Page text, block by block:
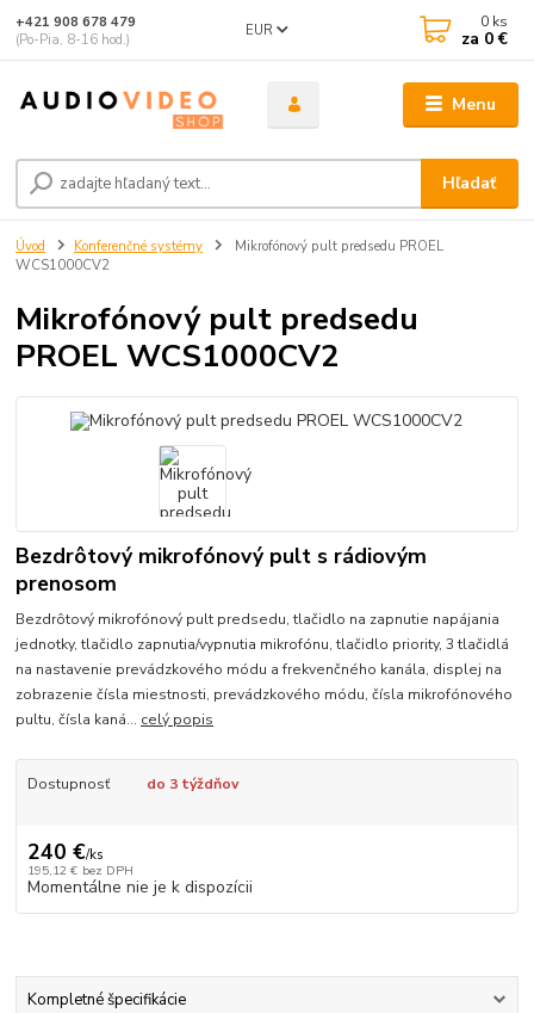
Menu
EUR
Hľadať
+421 908 678 479
(Po-Pia, 8-16 hod.)
0 ks
za 0 €
Úvod Konferenčné systémy
Mikrofónový pult predsedu PROEL
WCS1000CV2
Mikrofónový pult predsedu
PROEL WCS1000CV2
Bezdrôtový mikrofónový pult s rádiovým
prenosom
Bezdrôtový mikrofónový pult predsedu, tlačidlo na zapnutie napájania
jednotky, tlačidlo zapnutia/vypnutia mikrofónu, tlačidlo priority, 3 tlačidlá
na nastavenie prevádzkového módu a frekvenčného kanála, displej na
zobrazenie čísla miestnosti, prevádzkového módu, čísla mikrofónového
pultu, čísla kaná... celý popis
Dostupnosť do 3 týždňov
240 €/ks
195,12 € bez DPH
Momentálne nie je k dispozícii
Kompletné špecifikácie